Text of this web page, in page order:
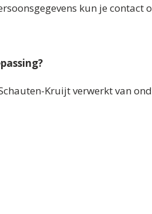
kun je contact
Kruijt verwerkt van